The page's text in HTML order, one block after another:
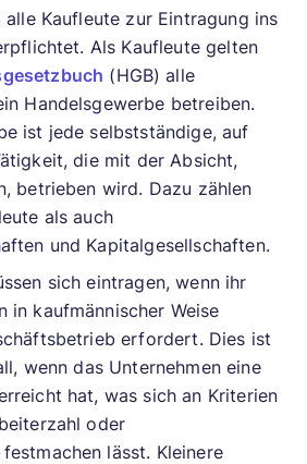
Kaufleute zur Eintragung ins
Als Kaufleute gelten
(HGB) alle
Handelsgewerbe betreiben.
ist jede selbstständige, auf
die mit der Absicht,
betrieben wird. Dazu zählen
als auch
und Kapitalgesellschaften.
sich eintragen, wenn ihr
in kaufmännischer Weise
erfordert. Dies ist
wenn das Unternehmen eine
hat, was sich an Kriterien
oder
lässt. Kleinere